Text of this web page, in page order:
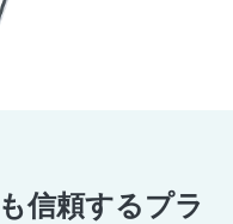
信頼するプラ